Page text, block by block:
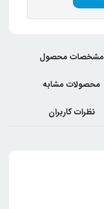
مشخصات محصول
محصولات مشابه
نظرات کاربران